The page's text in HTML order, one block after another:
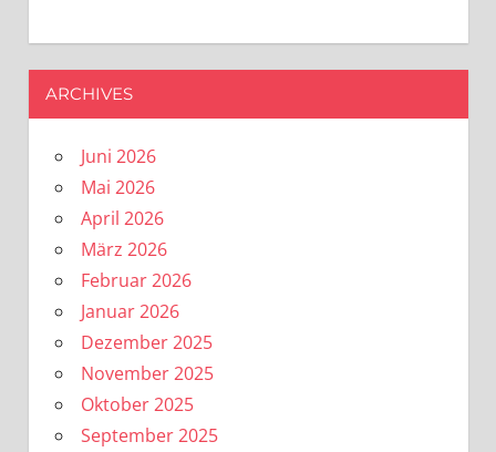
ARCHIVES
Juni 2026
Mai 2026
April 2026
März 2026
Februar 2026
Januar 2026
Dezember 2025
November 2025
Oktober 2025
September 2025